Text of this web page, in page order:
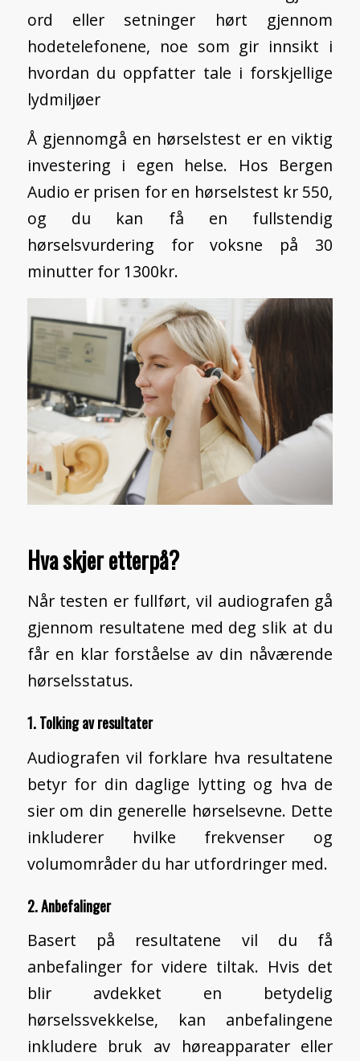
ord eller setninger hørt gjennom
hodetelefonene, noe som gir innsikt i
hvordan du oppfatter tale i forskjellige
lydmiljøer
Å gjennomgå en hørselstest er en viktig
investering i egen helse. Hos Bergen
Audio er prisen for en hørselstest kr 550,
og du kan få en fullstendig
hørselsvurdering for voksne på 30
minutter for 1300kr.
Hva skjer etterpå?
Når testen er fullført, vil audiografen gå
gjennom resultatene med deg slik at du
får en klar forståelse av din nåværende
hørselsstatus.
1. Tolking av resultater
Audiografen vil forklare hva resultatene
betyr for din daglige lytting og hva de
sier om din generelle hørselsevne. Dette
inkluderer hvilke frekvenser og
volumområder du har utfordringer med.
2. Anbefalinger
Basert på resultatene vil du få
anbefalinger for videre tiltak. Hvis det
blir avdekket en betydelig
hørselssvekkelse, kan anbefalingene
inkludere bruk av høreapparater eller